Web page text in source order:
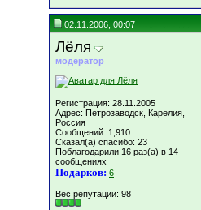
02.11.2006, 00:07
Лёля
модератор
Регистрация: 28.11.2005
Адрес: Петрозаводск, Карелия,
Россия
Сообщений: 1,910
Сказал(а) спасибо: 23
Поблагодарили 16 раз(а) в 14
сообщениях
Подарков: 6
Вес репутации: 98